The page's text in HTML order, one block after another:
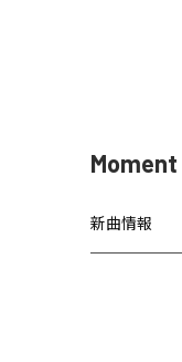
Moment
新曲情報